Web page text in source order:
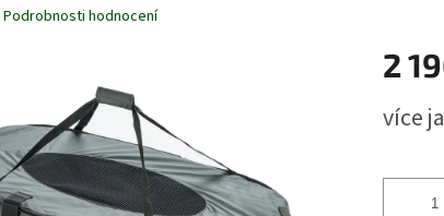
Podrobnosti hodnocení
2
cena:
více